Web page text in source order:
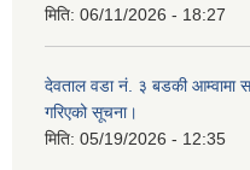
मिति: 06/11/2026 - 18:27
देवताल वडा नं. ३ बडकी आम्वामा
गरिएको सूचना।
मिति: 05/19/2026 - 12:35